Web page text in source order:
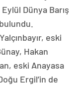
Dünya Barış
eski
Hakan
eski Anayasa
Ergil’in de